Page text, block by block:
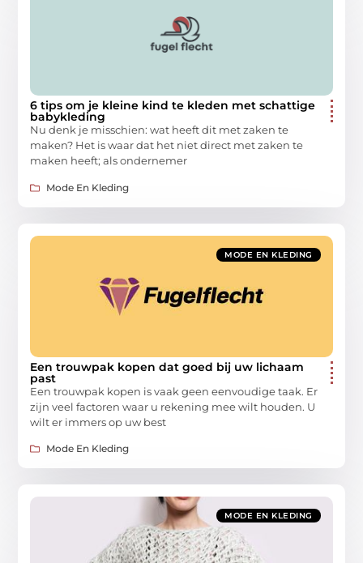
6 tips om je kleine kind te kleden met schattige
babykleding
Nu denk je misschien: wat heeft dit met zaken te
maken? Het is waar dat het niet direct met zaken te
maken heeft; als ondernemer
Mode En Kleding
MODE EN KLEDING
Een trouwpak kopen dat goed bij uw lichaam
past
Een trouwpak kopen is vaak geen eenvoudige taak. Er
zijn veel factoren waar u rekening mee wilt houden. U
wilt er immers op uw best
Mode En Kleding
MODE EN KLEDING